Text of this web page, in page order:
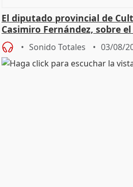
El diputado provincial de
Casimiro Fernández, sobre
Sonido Totales 03/08/